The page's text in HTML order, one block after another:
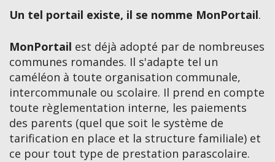
Un tel portail existe, il se nomme MonPortail.
MonPortail est déjà adopté par de nombreuses
communes romandes. Il s'adapte tel un
caméléon à toute organisation communale,
intercommunale ou scolaire. Il prend en compte
toute règlementation interne, les paiements
des parents (quel que soit le système de
tarification en place et la structure familiale) et
ce pour tout type de prestation parascolaire.